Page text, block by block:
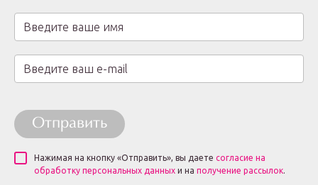
Отправить
Нажимая на кнопку «Отправить», вы даете согласие на
обработку персональных данных и на получение рассылок.